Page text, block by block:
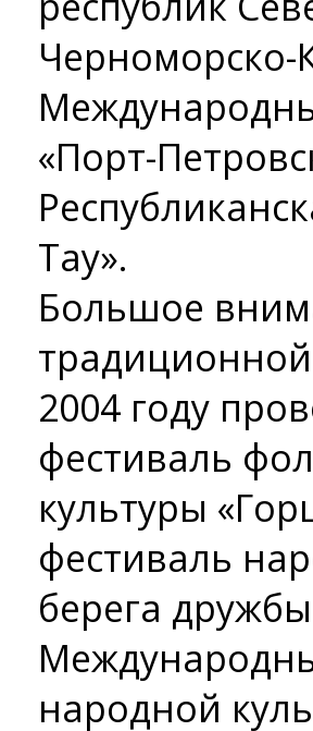
Черноморско-
«Порт-
Тау».
Большое
2004 году
фестиваль
культуры
фестиваль
берега
народной